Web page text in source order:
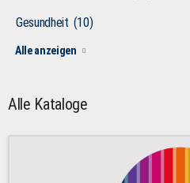
Gesundheit (10)
Alle anzeigen
Alle Kataloge